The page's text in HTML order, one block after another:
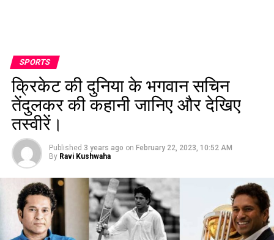
SPORTS
क्रिकेट की दुनिया के भगवान सचिन
तेंदुलकर की कहानी जानिए और देखिए
तस्वीरें।
Published 3 years ago on February 22, 2023, 10:52 AM
By Ravi Kushwaha